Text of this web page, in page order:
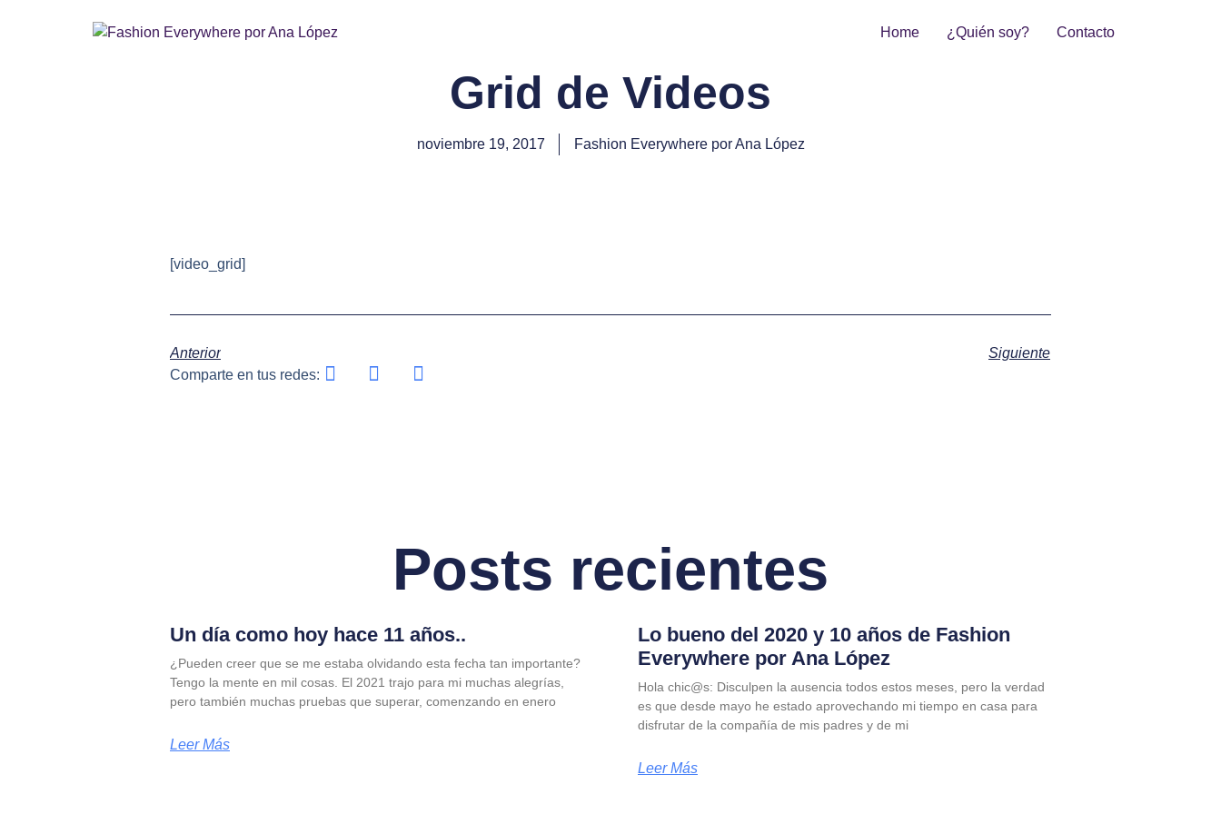
Home ¿Quién soy? Contacto
Grid de Videos
noviembre 19, 2017 Fashion Everywhere por Ana López
[video_grid]
Anterior
Siguiente
Comparte en tus redes:
Posts recientes
Un día como hoy hace 11 años..
¿Pueden creer que se me estaba olvidando esta fecha tan importante?
Tengo la mente en mil cosas. El 2021 trajo para mi muchas alegrías,
pero también muchas pruebas que superar, comenzando en enero
Leer Más
Lo bueno del 2020 y 10 años de Fashion
Everywhere por Ana López
Hola chic@s: Disculpen la ausencia todos estos meses, pero la verdad
es que desde mayo he estado aprovechando mi tiempo en casa para
disfrutar de la compañía de mis padres y de mi
Leer Más